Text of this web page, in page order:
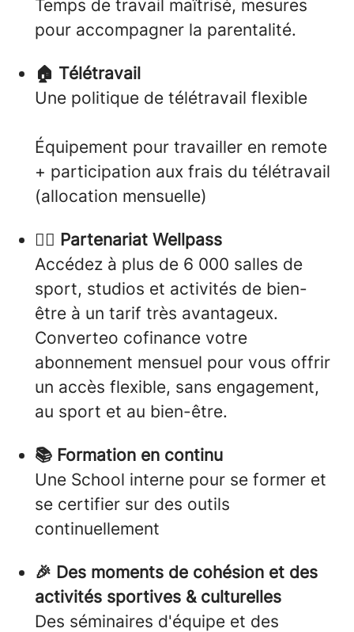
Temps de travail maîtrisé, mesures
pour accompagner la parentalité.
🏠 Télétravail
Une politique de télétravail flexible
Équipement pour travailler en remote
+ participation aux frais du télétravail
(allocation mensuelle)
🏋️‍♀️ Partenariat Wellpass
Accédez à plus de 6 000 salles de
sport, studios et activités de bien-
être à un tarif très avantageux.
Converteo cofinance votre
abonnement mensuel pour vous offrir
un accès flexible, sans engagement,
au sport et au bien-être.
📚 Formation en continu
Une School interne pour se former et
se certifier sur des outils
continuellement
🎉 Des moments de cohésion et des
activités sportives & culturelles
Des séminaires d'équipe et des